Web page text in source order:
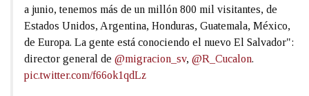
a junio, tenemos más de un millón 800 mil visitantes, de
Estados Unidos, Argentina, Honduras, Guatemala, México,
de Europa. La gente está conociendo el nuevo El Salvador":
director general de @migracion_sv, @R_Cucalon.
pic.twitter.com/f66ok1qdLz